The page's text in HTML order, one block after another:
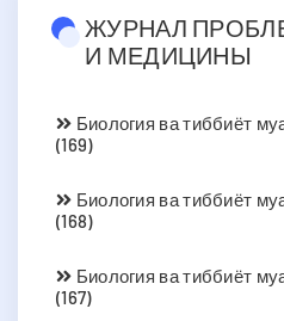
ЖУРНАЛ
И МЕДИЦИНЫ
Биология ва тиббиёт
(169)
Биология ва тиббиёт
(168)
Биология ва тиббиёт
(167)